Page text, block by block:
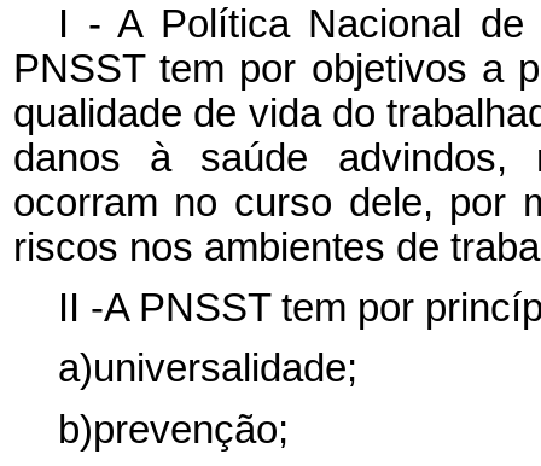
I - A Política Nacional
PNSST tem por objetivos a
qualidade de vida do
danos à saúde advindos,
ocorram no curso dele, por
riscos nos ambientes de
II -A PNSST tem por
a)universalidade;
b)prevenção;